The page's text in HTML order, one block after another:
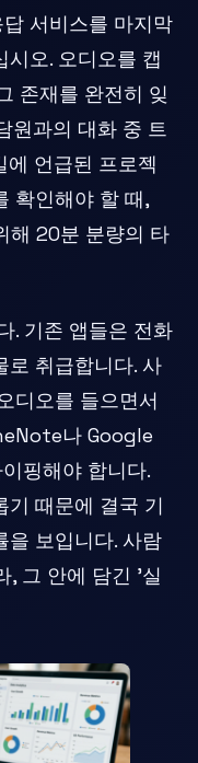
서비스를 마지막
오. 오디오를 캡
존재를 완전히 잊
원과의 대화 중 트
에 언급된 프로젝
확인해야 할 때,
해 20분 분량의 타
. 기존 앱들은 전화
로 취급합니다. 사
디오를 들으면서
나 Google
핑해야 합니다.
기 때문에 결국 기
을 보입니다. 사람
, 그 안에 담긴 '실